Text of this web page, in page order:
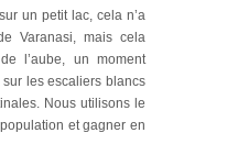
un petit lac, cela n’a
Varanasi, mais cela
l’aube, un moment
les escaliers blancs
Nous utilisons le
et gagner en